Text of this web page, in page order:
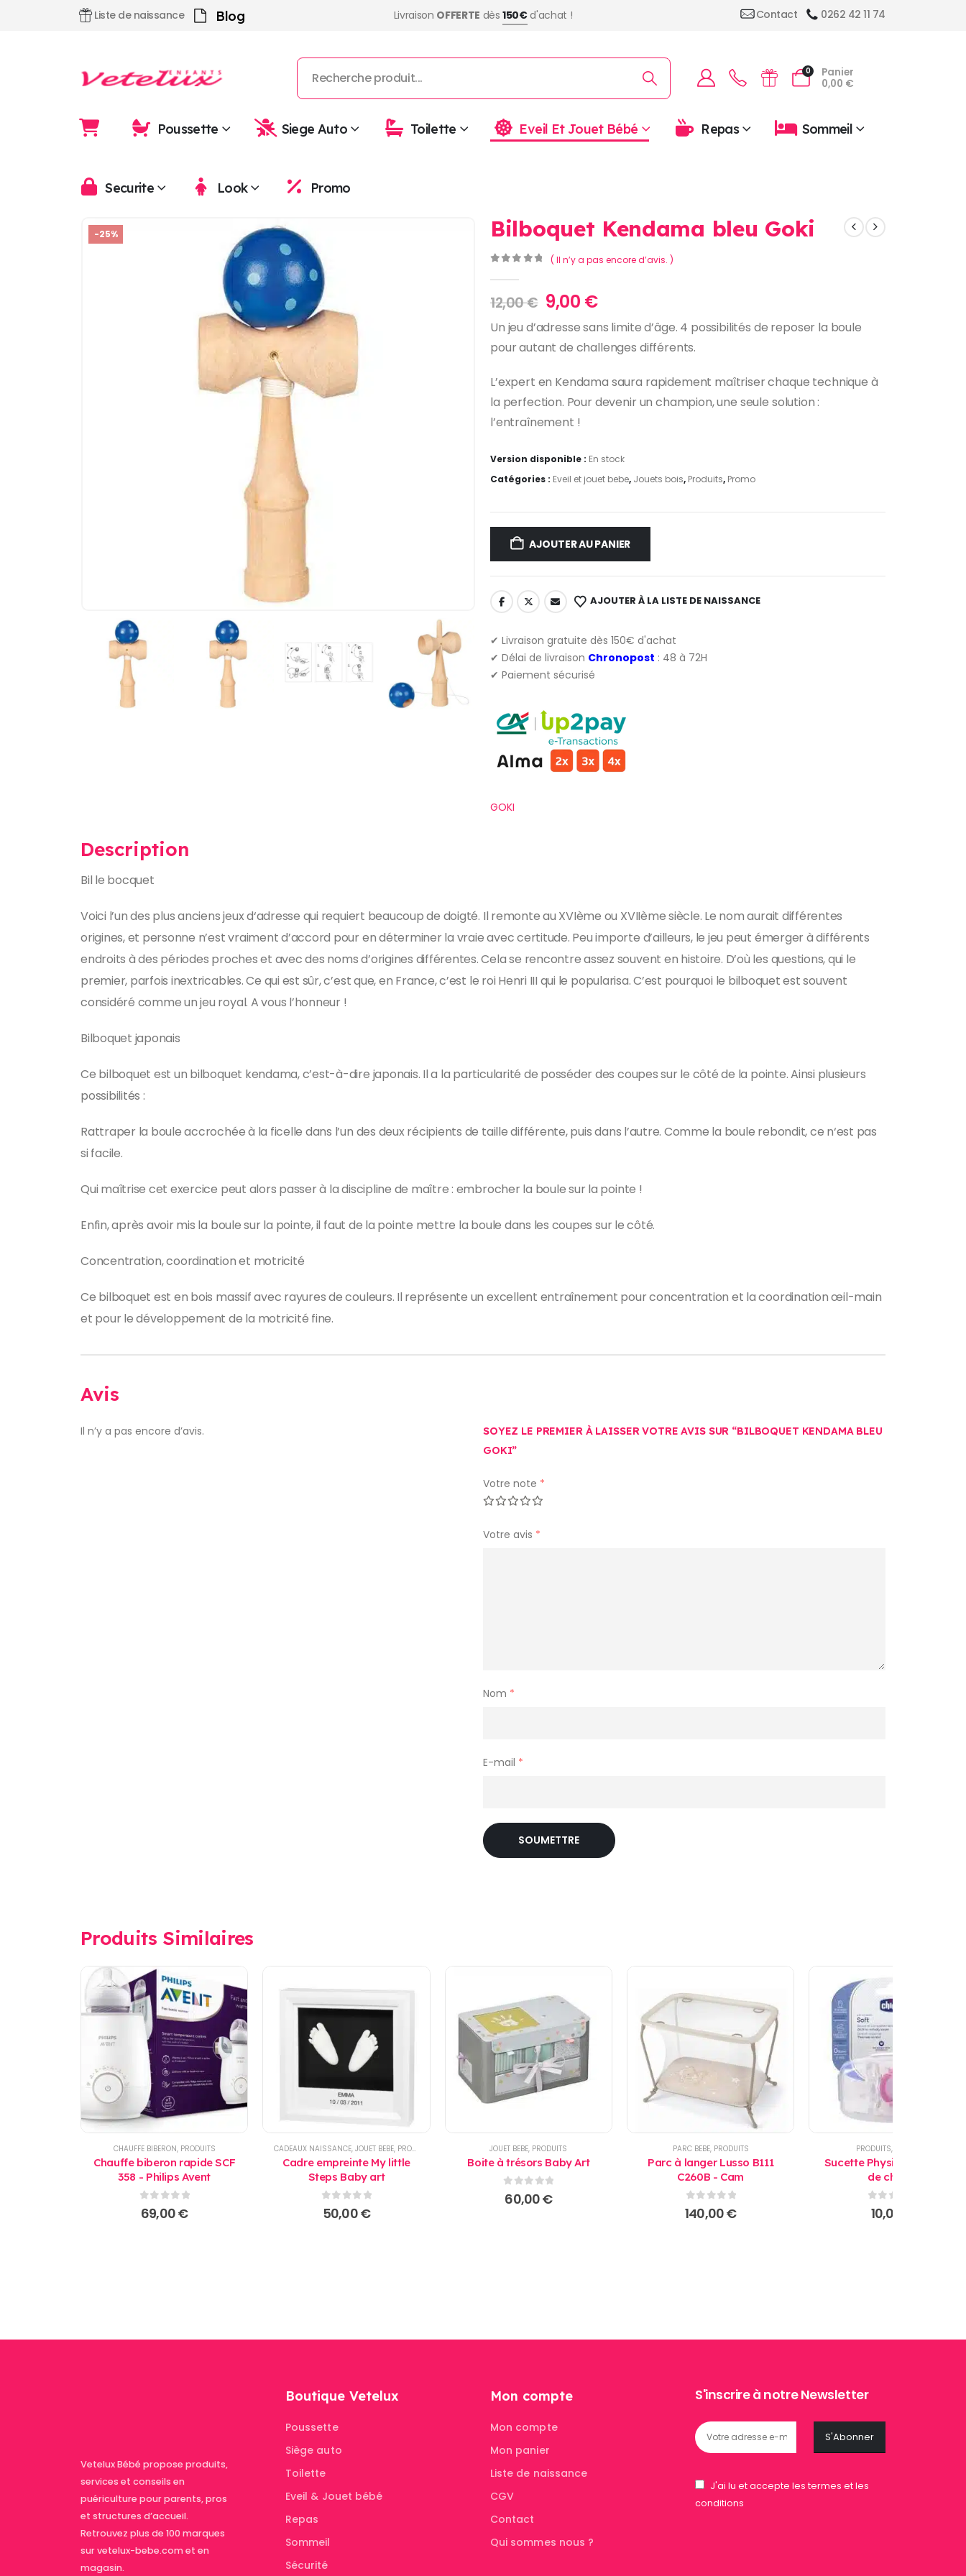
Liste de naissance Blog Livraison OFFERTE dès150€d'achat ! Contact 0262 42 11 74
0
Panier
0,00 €
Poussette Siege Auto Toilette Eveil Et Jouet Bébé Repas Sommeil
Securite Look Promo
-25% Bilboquet Kendama bleu Goki
( Il n’y a pas encore d’avis. )
12,00€ Le
prix
initial
était :
9,00 €Le
prix
actuel
est :
Un jeu d’adresse sans limite d’âge. 4 possibilités de reposer la boule
pour autant de challenges différents.
L’expert en Kendama saura rapidement maîtriser chaque technique à
la perfection. Pour devenir un champion, une seule solution :
l’entraînement !
Version disponible : En stock
Catégories : Eveil et jouet bebe, Jouets bois, Produits, Promo
AJOUTER AU PANIER
AJOUTER À LA LISTE DE NAISSANCE
✔ Livraison gratuite dès 150€ d'achat
✔ Délai de livraison Chronopost : 48 à 72H
✔ Paiement sécurisé
GOKI
Description
Bil le bocquet
Voici l’un des plus anciens jeux d‘adresse qui requiert beaucoup de doigté. Il remonte au XVIème ou XVIIème siècle. Le nom aurait différentes
origines, et personne n’est vraiment d’accord pour en déterminer la vraie avec certitude. Peu importe d’ailleurs, le jeu peut émerger à différents
endroits à des périodes proches et avec des noms d’origines différentes. Cela se rencontre assez souvent en histoire. D’où les questions, qui le
premier, parfois inextricables. Ce qui est sûr, c’est que, en France, c’est le roi Henri III qui le popularisa. C’est pourquoi le bilboquet est souvent
considéré comme un jeu royal. A vous l’honneur !
Bilboquet japonais
Ce bilboquet est un bilboquet kendama, c’est-à-dire japonais. Il a la particularité de posséder des coupes sur le côté de la pointe. Ainsi plusieurs
possibilités :
Rattraper la boule accrochée à la ficelle dans l’un des deux récipients de taille différente, puis dans l’autre. Comme la boule rebondit, ce n‘est pas
si facile.
Qui maîtrise cet exercice peut alors passer à la discipline de maître : embrocher la boule sur la pointe !
Enfin, après avoir mis la boule sur la pointe, il faut de la pointe mettre la boule dans les coupes sur le côté.
Concentration, coordination et motricité
Ce bilboquet est en bois massif avec rayures de couleurs. Il représente un excellent entraînement pour concentration et la coordination œil-main
et pour le développement de la motricité fine.
Avis
Il n’y a pas encore d’avis.
SOYEZ LE PREMIER À LAISSER VOTRE AVIS SUR “BILBOQUET KENDAMA BLEU
GOKI”
Votre note *
Votre avis *
Nom *
E-mail *
Produits Similaires
CHAUFFE BIBERON, PRODUITS
Chauffe biberon rapide SCF
358 - Philips Avent
0sur 5
69,00€
CADEAUX NAISSANCE,JOUET BEBE, PRODUITS
Cadre empreinte My little
Steps Baby art
0sur 5
50,00€
JOUET BEBE, PRODUITS
Boite à trésors Baby Art
0sur 5
60,00€
PARC BEBE, PRODUITS
Parc à langer Lusso B111
C260B - Cam
0 sur 5
140,00€
PRODUITS,
Sucette Physio Soft 6-12 M
de chicco
0sur 5
10,00
Vetelux Bébé propose produits,
services et conseils en
puériculture pour parents, pros
et structures d’accueil.
Retrouvez plus de 100 marques
sur vetelux-bebe.com et en
magasin.
Boutique Vetelux
Poussette
Siège auto
Toilette
Eveil & Jouet bébé
Repas
Sommeil
Sécurité
Mon compte
Mon compte
Mon panier
Liste de naissance
CGV
Contact
Qui sommes nous ?
S'inscrire à notre Newsletter
J'ai lu et accepte les termes et les
conditions